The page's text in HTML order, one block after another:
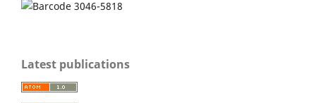
Latest publications